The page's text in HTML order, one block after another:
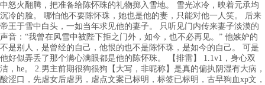
中怒火翻腾，把准备给陈怀珠的礼物掷入雪地。 雪光冰冷，映着元承均
沉冷的脸。 哪怕他不要陈怀珠，她也是他的妻，只能对他一人笑。 后来
帝王于雪中白头，一如当年求见他的妻子。 只听见门内传来妻子淡漠的
声音：“我曾在风雪中被陛下拒之门外，如今，也不必再见。” 他嫉妒的
不是别人，是曾经的自己，他恨的也不是陈怀珠，是如今的自己。 可是
他好似弄丢了那个满心满眼都是他的陈怀珠。 【排雷】 1.1v1，身心双
洁，he。 2.男主前期很狗很狗【大写，非昵称】是真的偏执阴湿有大病，
酸涩口，先虐女后虐男，虐点文案已标明，标签已标明，古早狗血xp文，